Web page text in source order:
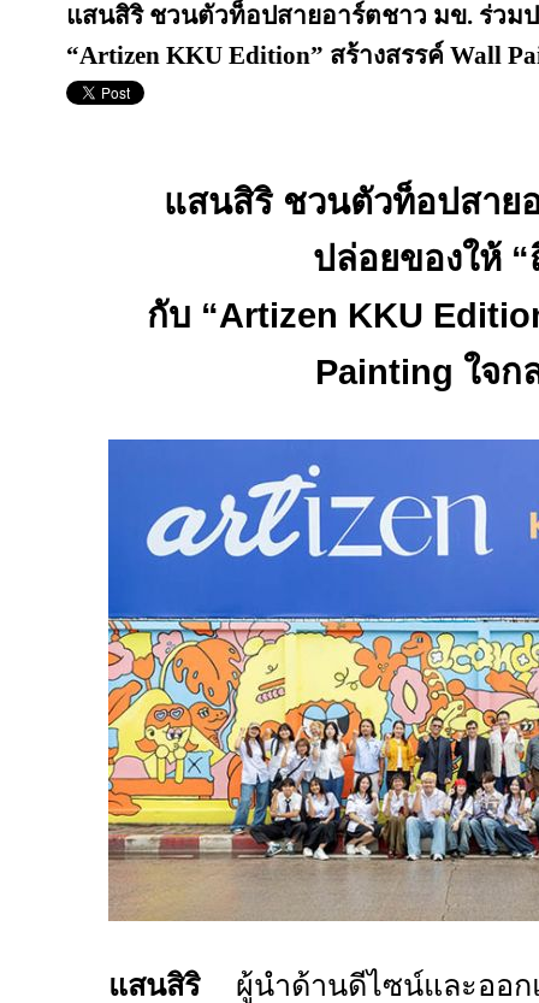
แสนสิริ ชวนตัวท็อปสายอาร์ตชาว มข. ร่วม
“Artizen KKU Edition” สร้างสรรค์ Wall
แสนสิริ ชวนตัวท็อปสาย
ปล่อยของให้
กับ “Artizen KKU
Painting ใจก
แสนสิริ ผู้นำด้านดีไซน์และออก